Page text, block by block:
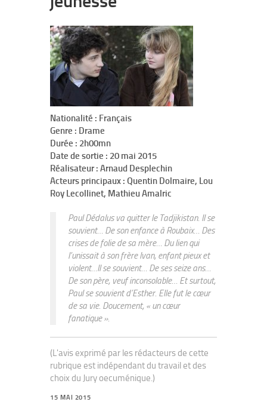
Nationalité : Français
Genre : Drame
Durée : 2h00mn
Date de sortie : 20 mai 2015
Réalisateur : Arnaud Desplechin
Acteurs principaux : Quentin Dolmaire, Lou
Roy Lecollinet, Mathieu Amalric
Paul Dédalus va quitter le Tadjikistan. Il se
souvient… De son enfance à Roubaix… Des
crises de folie de sa mère… Du lien qui
l’unissait à son frère Ivan, enfant pieux et
violent…Il se souvient… De ses seize ans…
De son père, veuf inconsolable… Et surtout,
Paul se souvient d’Esther. Elle fut le cœur
de sa vie. Doucement, « un cœur
fanatique ».
(L'avis exprimé par les rédacteurs de cette
rubrique est indépendant du travail et des
choix du Jury oecuménique.)
15 MAI 2015